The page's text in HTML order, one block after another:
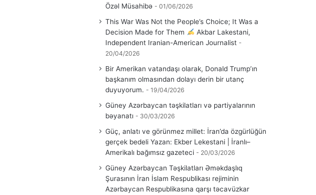
Özəl Müsahibə
01/06/2026
This War Was Not the People’s Choice; It Was a
Decision Made for Them
Akbar Lakestani,
Independent Iranian-American Journalist
20/04/2026
Bir Amerikan vatandaşı olarak, Donald Trump’ın
başkanım olmasından dolayı derin bir utanç
duyuyorum.
19/04/2026
Güney Azərbaycan təşkilatları və partiyalarının
bəyanatı
30/03/2026
Güç, anlatı ve görünmez millet: İran’da özgürlüğün
gerçek bedeli Yazan: Ekber Lekestani | İranlı–
Amerikalı bağımsız gazeteci
20/03/2026
Güney Azərbaycan Təşkilatları Əməkdaşlıq
Şurasının İran İslam Respublikası rejiminin
Azərbaycan Respublikasına qarşı təcavüzkar